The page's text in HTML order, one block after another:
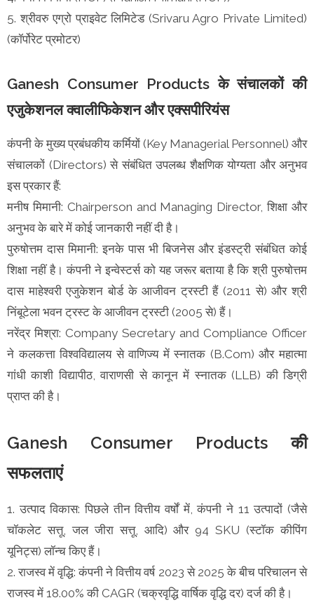
5. श्रीवरु एग्रो प्राइवेट लिमिटेड (Srivaru Agro Private Limited)
(कॉर्पोरेट प्रमोटर)
Ganesh Consumer Products के संचालकों की
एजुकेशनल क्वालीफिकेशन और एक्सपीरियंस
कंपनी के मुख्य प्रबंधकीय कर्मियों (Key Managerial Personnel) और
संचालकों (Directors) से संबंधित उपलब्ध शैक्षणिक योग्यता और अनुभव
इस प्रकार हैं:
मनीष मिमानी: Chairperson and Managing Director, शिक्षा और
अनुभव के बारे में कोई जानकारी नहीं दी है।
पुरुषोत्तम दास मिमानी: इनके पास भी बिजनेस और इंडस्ट्री संबंधित कोई
शिक्षा नहीं है। कंपनी ने इन्वेस्टर्स को यह जरूर बताया है कि श्री पुरुषोत्तम
दास माहेश्वरी एजुकेशन बोर्ड के आजीवन ट्रस्टी हैं (2011 से) और श्री
निंबूटेला भवन ट्रस्ट के आजीवन ट्रस्टी (2005 से) हैं।
नरेंद्र मिश्रा: Company Secretary and Compliance Officer
ने कलकत्ता विश्वविद्यालय से वाणिज्य में स्नातक (B.Com) और महात्मा
गांधी काशी विद्यापीठ, वाराणसी से कानून में स्नातक (LLB) की डिग्री
प्राप्त की है।
Ganesh Consumer Products की
सफलताएं
1. उत्पाद विकास: पिछले तीन वित्तीय वर्षों में, कंपनी ने 11 उत्पादों (जैसे
चॉकलेट सत्तू, जल जीरा सत्तू, आदि) और 94 SKU (स्टॉक कीपिंग
यूनिट्स) लॉन्च किए हैं।
2. राजस्व में वृद्धि: कंपनी ने वित्तीय वर्ष 2023 से 2025 के बीच परिचालन से
राजस्व में 18.00% की CAGR (चक्रवृद्धि वार्षिक वृद्धि दर) दर्ज की है।